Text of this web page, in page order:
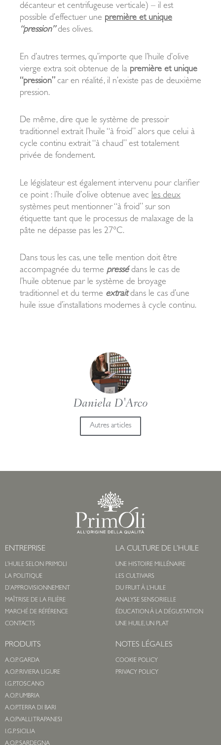
décanteur et centrifugeuse verticale) – il est
possible d’effectuer une première et unique
“pression”des olives.
En d’autres termes, qu’importe que l’huile d’olive
vierge extra soit obtenue de la première et unique
“pression” car en réalité, il n’existe pas de deuxième
pression.
De même, dire que le système de pressoir
traditionnel extrait l’huile “à froid” alors que celui à
cycle continu extrait “à chaud” est totalement
privée de fondement.
Le législateur est également intervenu pour clarifier
ce point : l’huile d’olive obtenue avec les deux
systèmes peut mentionner “à froid” sur son
étiquette tant que le processus de malaxage de la
pâte ne dépasse pas les 27°C.
Dans tous les cas, une telle mention doit être
accompagnée du terme pressédans le cas de
l’huile obtenue par le système de broyage
traditionnel et du terme extraitdans le cas d’une
huile issue d’installations modernes à cycle continu.
Daniela D'Arco
Autres articles
ENTREPRISE
L’HUILE SELON PRIMOLI
LA POLITIQUE
D’APPROVISIONNEMENT
MAÎTRISE DE LA FILIÈRE
MARCHÉ DE RÉFÉRENCE
CONTACTS
LA CULTURE DE L’HUILE
UNE HISTOIRE MILLÉNAIRE
LES CULTIVARS
DU FRUIT À L’HUILE
ANALYSE SENSORIELLE
ÉDUCATION À LA DÉGUSTATION
UNE HUILE, UN PLAT
PRODUITS
A.O.P. GARDA
A.O.P. RIVIERA LIGURE
I.G.P. TOSCANO
A.O.P. UMBRIA
A.O.P. TERRA DI BARI
A.O.P. VALLI TRAPANESI
I.G.P. SICILIA
NOTES LÉGALES
COOKIE POLICY
PRIVACY POLICY